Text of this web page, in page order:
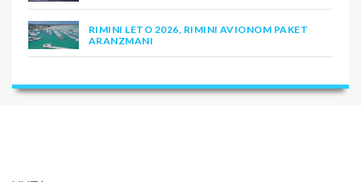
RIMINI LETO 2026, RIMINI AVIONOM PAKET
ARANZMANI